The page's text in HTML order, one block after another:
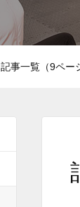
記事一覧（9ペー